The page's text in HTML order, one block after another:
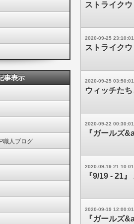
ストライク
2020-09-25 23:10:01
ストライク
2020-09-25 03:50:01
ウィッチた
2020-09-22 00:30:01
『ガールズ
2020-09-19 21:10:01
『9/19 - 21
2020-09-19 12:00:01
『ガールズ
事表示
職人ブログ